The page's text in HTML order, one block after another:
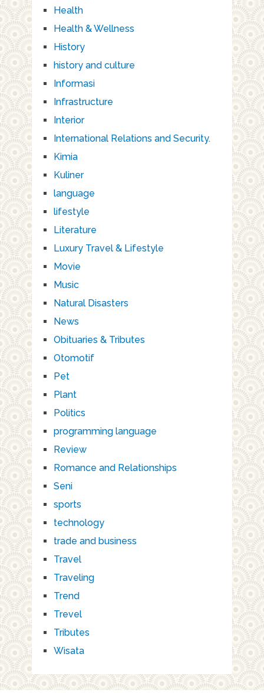
Health
Health & Wellness
History
history and culture
Informasi
Infrastructure
Interior
International Relations and Security.
Kimia
Kuliner
language
lifestyle
Literature
Luxury Travel & Lifestyle
Movie
Music
Natural Disasters
News
Obituaries & Tributes
Otomotif
Pet
Plant
Politics
programming language
Review
Romance and Relationships
Seni
sports
technology
trade and business
Travel
Traveling
Trend
Trevel
Tributes
Wisata